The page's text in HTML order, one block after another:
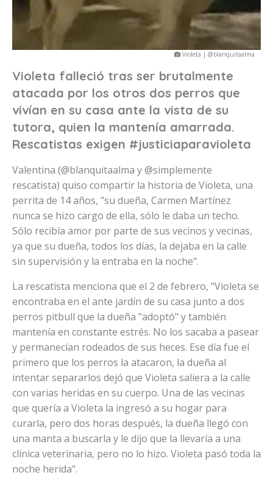
Violeta | @blanquitaalma
Violeta falleció tras ser brutalmente
atacada por los otros dos perros que
vivían en su casa ante la vista de su
tutora, quien la mantenía amarrada.
Rescatistas exigen #justiciaparavioleta
Valentina (@blanquitaalma y @simplemente
rescatista) quiso compartir la historia de Violeta, una
perrita de 14 años, "su dueña, Carmen Martínez
nunca se hizo cargo de ella, sólo le daba un techo.
Sólo recibía amor por parte de sus vecinos y vecinas,
ya que su dueña, todos los días, la dejaba en la calle
sin supervisión y la entraba en la noche".
La rescatista menciona que el 2 de febrero, "Violeta se
encontraba en el ante jardín de su casa junto a dos
perros pitbull que la dueña "adoptó" y también
mantenía en constante estrés. No los sacaba a pasear
y permanecían rodeados de sus heces. Ese día fue el
primero que los perros la atacaron, la dueña al
intentar separarlos dejó que Violeta saliera a la calle
con varias heridas en su cuerpo. Una de las vecinas
que quería a Violeta la ingresó a su hogar para
curarla, pero dos horas después, la dueña llegó con
una manta a buscarla y le dijo que la llevaría a una
clínica veterinaria, pero no lo hizo. Violeta pasó toda la
noche herida".